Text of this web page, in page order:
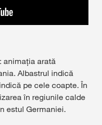
animația arată
Albastrul indică
pe cele coapte. În
în regiunile calde
estul Germaniei.